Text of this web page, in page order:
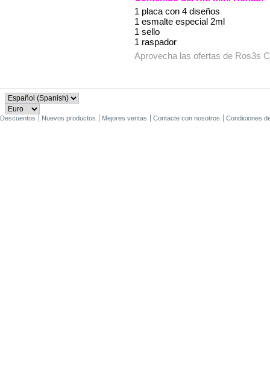
1 placa con 4 diseños
1 esmalte especial 2ml
1 sello
1 raspador
Aprovecha las ofertas de Ros3s
Descuentos Nuevos productos Mejores ventas Contacte con nosotros Condiciones